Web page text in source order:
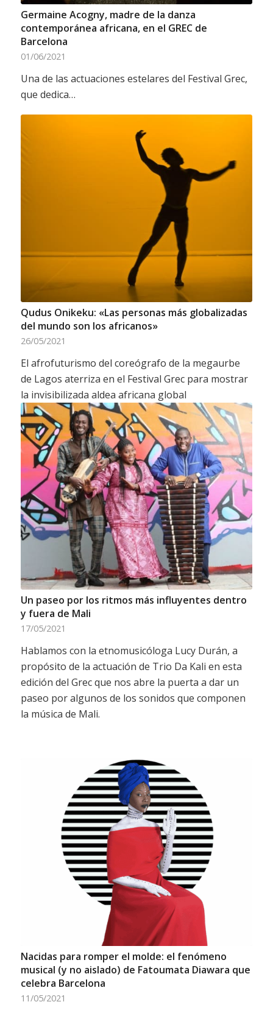
Germaine Acogny, madre de la danza
contemporánea africana, en el GREC de
Barcelona
01/06/2021
Una de las actuaciones estelares del Festival Grec,
que dedica…
Qudus Onikeku: «Las personas más globalizadas
del mundo son los africanos»
26/05/2021
El afrofuturismo del coreógrafo de la megaurbe
de Lagos aterriza en el Festival Grec para mostrar
la invisibilizada aldea africana global
Un paseo por los ritmos más influyentes dentro
y fuera de Mali
17/05/2021
Hablamos con la etnomusicóloga Lucy Durán, a
propósito de la actuación de Trio Da Kali en esta
edición del Grec que nos abre la puerta a dar un
paseo por algunos de los sonidos que componen
la música de Mali.
Nacidas para romper el molde: el fenómeno
musical (y no aislado) de Fatoumata Diawara que
celebra Barcelona
11/05/2021